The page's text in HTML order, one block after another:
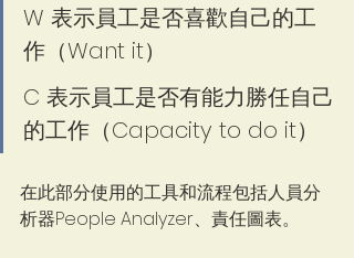
W 表示員工是否喜歡自己的工
作（Want it）
C 表示員工是否有能力勝任自己
的工作（Capacity to do it）
在此部分使用的工具和流程包括人員分
析器People Analyzer、責任圖表。